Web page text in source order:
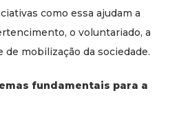
como essa ajudam a
o voluntariado, a
de mobilização da sociedade.
fundamentais para a